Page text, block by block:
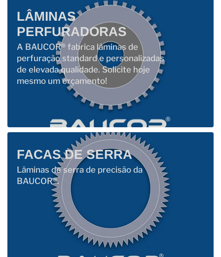
LÂMINAS
PERFURADORAS
A BAUCOR® fabrica lâminas de
perfuração standard e personalizadas
de elevada qualidade. Solicite hoje
mesmo um orçamento!
FACAS DE SERRA
Lâminas de serra de precisão da
BAUCOR®.